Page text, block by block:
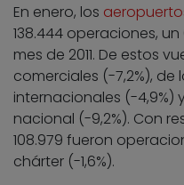
En enero, los
138.444 operaciones,
mes de 2011. De estos
comerciales (-7,2%), de
internacionales (-4,9%)
nacional (-9,2%). Con
108.979 fueron
chárter (-1,6%).